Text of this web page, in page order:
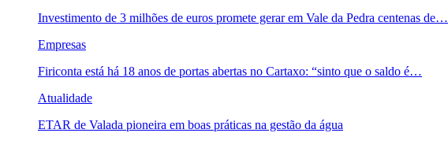
Investimento de 3 milhões de euros promete gerar em Vale da Pedra centenas de…
Empresas
Firiconta está há 18 anos de portas abertas no Cartaxo: “sinto que o saldo é…
Atualidade
ETAR de Valada pioneira em boas práticas na gestão da água